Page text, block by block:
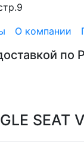
О компании
по
SEAT